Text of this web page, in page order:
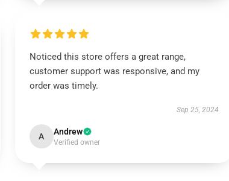
Noticed this store offers a great range,
customer support was responsive, and my
order was timely.
Sep 25, 2024
A Andrew
Verified owner